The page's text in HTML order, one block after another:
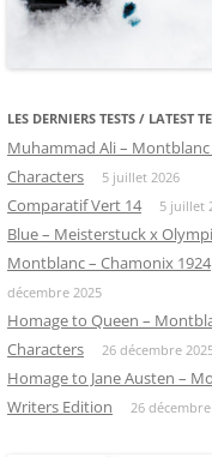
LES DERNIERS TESTS / LATEST
Muhammad Ali – Montblanc
Characters
5 juillet 2026
Comparatif Vert 14 5 juillet
Blue – Meisterstuck x
Montblanc – Chamonix 1924
décembre 2025
Homage to Queen –
Characters
26 décembre
Homage to Jane Austen –
Writers Edition
26